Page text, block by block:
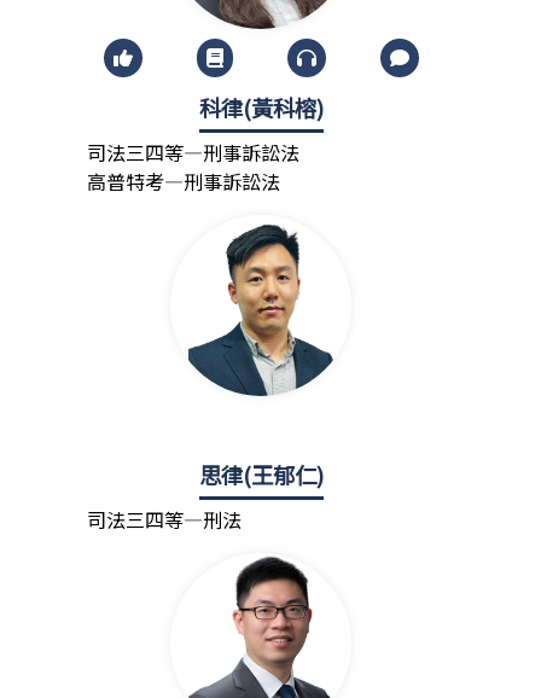
科律(黃科榕)
司法三四等—刑事訴訟法
高普特考—刑事訴訟法
思律(王郁仁)
司法三四等—刑法